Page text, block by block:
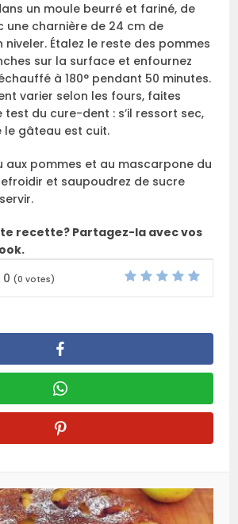
un moule beurré et fariné, de
une charnière de 24 cm de
Étalez le reste des pommes
sur la surface et enfournez
à 180° pendant 50 minutes.
varier selon les fours, faites
du cure-dent : s’il ressort sec,
le gâteau est cuit.
aux pommes et au mascarpone du
et saupoudrez de sucre
recette? Partagez-la avec vos
0 (0 votes)